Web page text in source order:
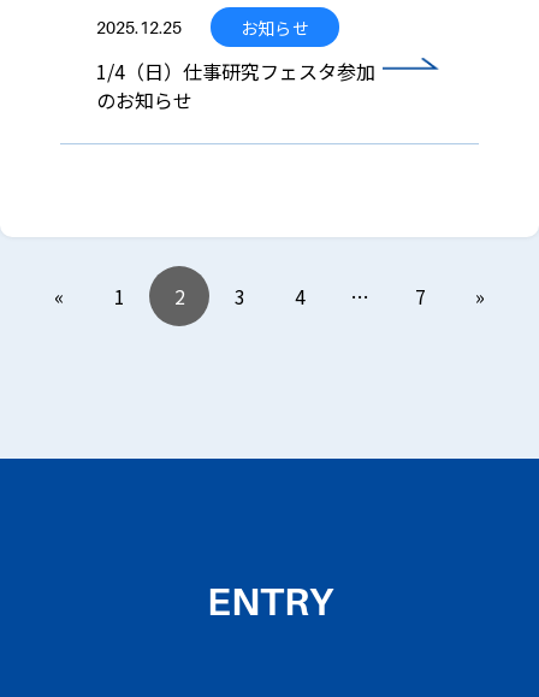
2025.12.25 お知らせ
1/4（日）仕事研究フェスタ参加
のお知らせ
« 1 2 3 4 … 7 »
ENTRY